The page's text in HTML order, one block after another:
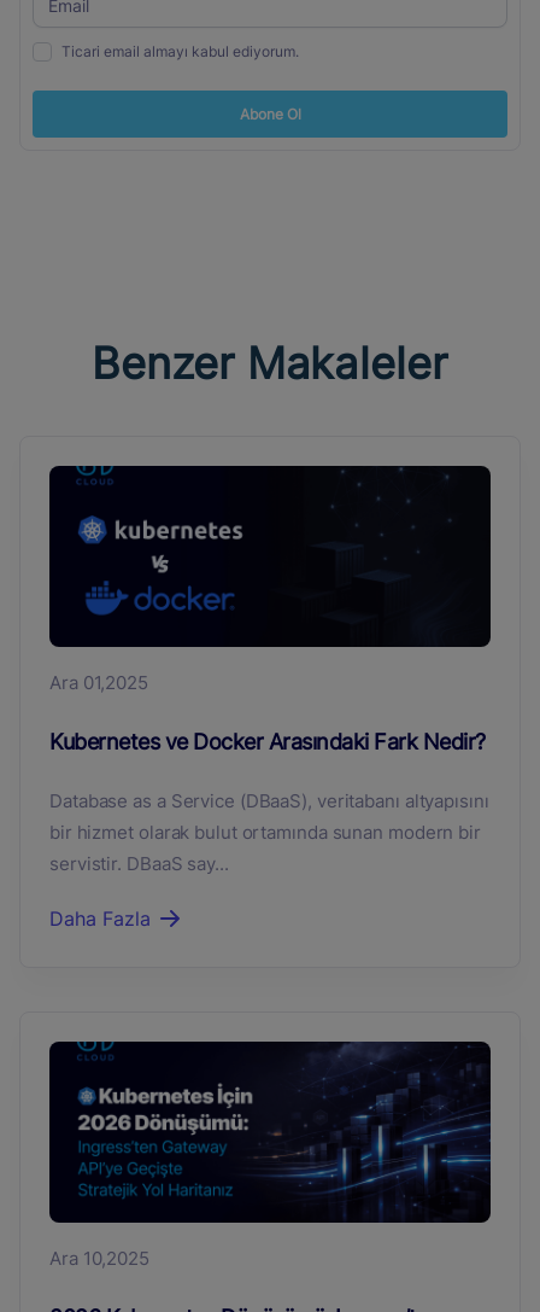
Ticari email almayı kabul ediyorum.
Abone Ol
Benzer Makaleler
Ara 01,2025
Kubernetes ve Docker Arasındaki Fark Nedir?
Database as a Service (DBaaS), veritabanı altyapısını
bir hizmet olarak bulut ortamında sunan modern bir
servistir. DBaaS say...
Daha Fazla
Ara 10,2025